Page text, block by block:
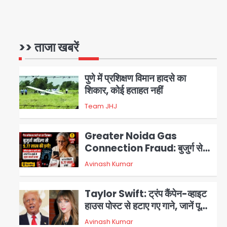
>> ताजा खबरें
1
2
पुणे में प्रशिक्षण विमान हादसे का
शिकार, कोई हताहत नहीं
Team JHJ
3
Greater Noida Gas
Connection Fraud: बुजुर्ग से
वीडियो कॉल पर 9.77 लाख की साइबर
फ्रॉड
Avinash Kumar
Taylor Swift: ट्रंप कैंपेन-व्हाइट
हाउस पोस्ट से हटाए गए गाने, जानें पूरा
विवाद
Avinash Kumar